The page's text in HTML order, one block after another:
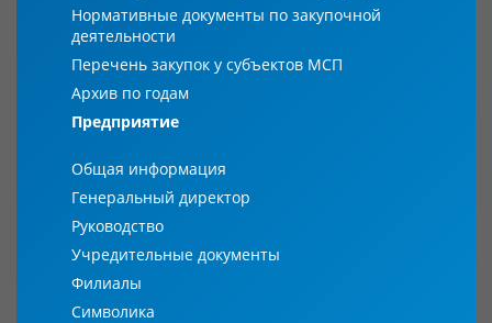
Нормативные документы по закупочной
деятельности
Перечень закупок у субъектов МСП
Архив по годам
Предприятие
Общая информация
Генеральный директор
Руководство
Учредительные документы
Филиалы
Символика